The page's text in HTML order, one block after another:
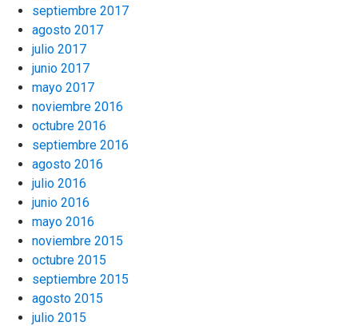
septiembre 2017
agosto 2017
julio 2017
junio 2017
mayo 2017
noviembre 2016
octubre 2016
septiembre 2016
agosto 2016
julio 2016
junio 2016
mayo 2016
noviembre 2015
octubre 2015
septiembre 2015
agosto 2015
julio 2015